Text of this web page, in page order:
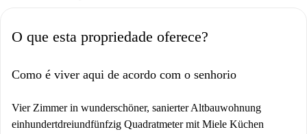
O que esta propriedade oferece?
Como é viver aqui de acordo com o senhorio
Vier Zimmer in wunderschöner, sanierter Altbauwohnung
einhundertdreiundfünfzig Quadratmeter mit Miele Küchen